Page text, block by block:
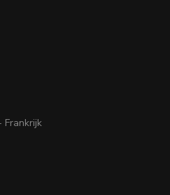
Frankrijk